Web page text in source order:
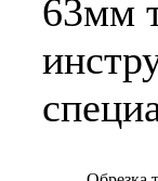
63мм